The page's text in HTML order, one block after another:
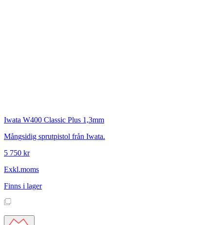
Iwata W400 Classic Plus 1,3mm
Mångsidig sprutpistol från Iwata.
5 750 kr
Exkl.moms
Finns i lager